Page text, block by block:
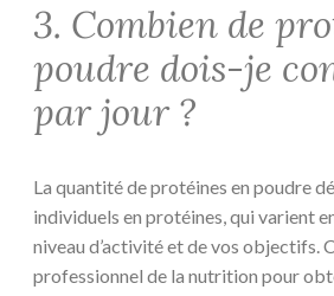
3. Combien de
poudre dois-je
par jour ?
La quantité de protéines en poudre
individuels en protéines, qui varient
niveau d’activité et de vos objectifs.
professionnel de la nutrition pour